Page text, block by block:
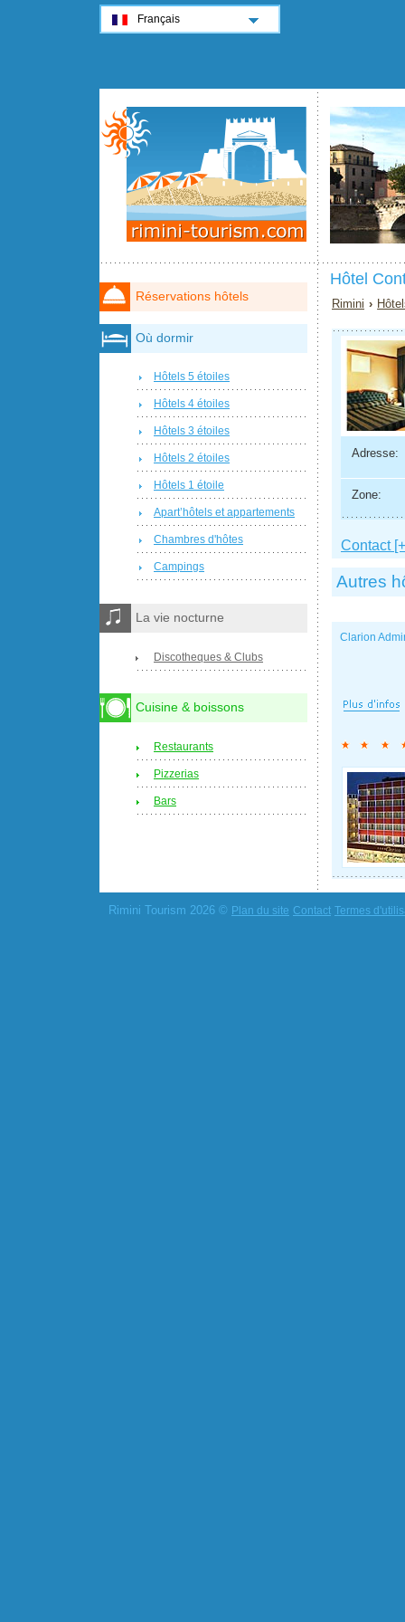
Hôtel
Rimini ›
Adresse:
Zone:
Contact
Autres
Clarion
Réservations hôtels
Où dormir
Hôtels 5 étoiles
Hôtels 4 étoiles
Hôtels 3 étoiles
Hôtels 2 étoiles
Hôtels 1 étoile
Apart’hôtels et appartements
Chambres d'hôtes
Campings
La vie nocturne
Discotheques & Clubs
Cuisine & boissons
Restaurants
Pizzerias
Bars
Rimini Tourism 2026 © Plan du site Contact Termes
Français